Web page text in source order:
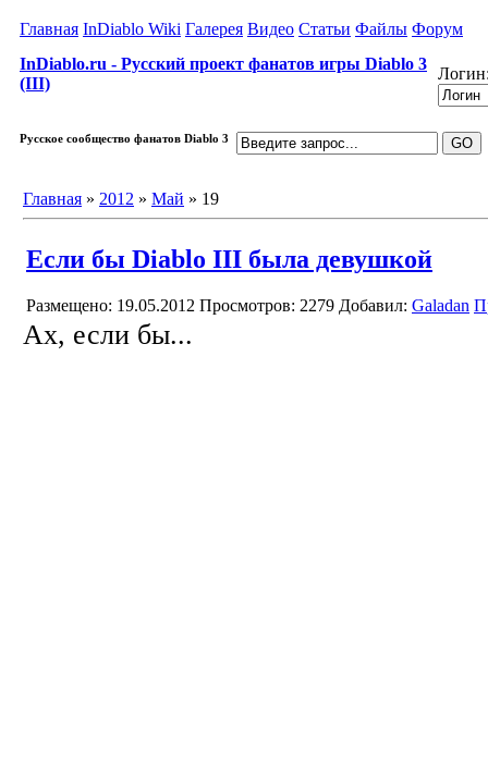
Главная InDiablo Wiki Галерея Видео Статьи Файлы Форум
InDiablo.ru - Русский проект фанатов игры Diablo 3
(III)
Русское сообщество фанатов Diablo 3
Главная » 2012 » Май » 19
Если бы Diablo III была девушкой
Размещено: 19.05.2012 Просмотров: 2279 Добавил: Galadan
Ах, если бы...